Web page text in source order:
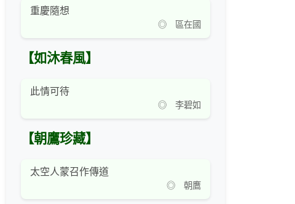
重慶隨想
◎ 區在國
【如沐春風】
此情可待
◎ 李碧如
【朝鷹珍藏】
太空人蒙召作傳道
◎ 朝鷹